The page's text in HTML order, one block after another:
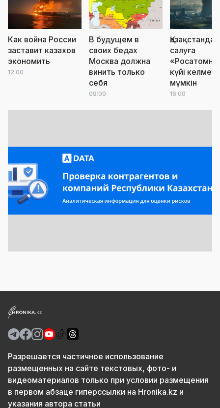
Как война России
заставит казахов
экономить
12:00
В будущем в
своих бедах
Москва должна
винить только
себя
09:00
салуға
күйі келмеуі
мүмкін
16:00
Разрешается частичное использование
размещенных на сайте текстовых, фото- и
видеоматериалов только при условии размещения
в первом абзаце гиперссылки на Hronika.kz и
указания автора статьи